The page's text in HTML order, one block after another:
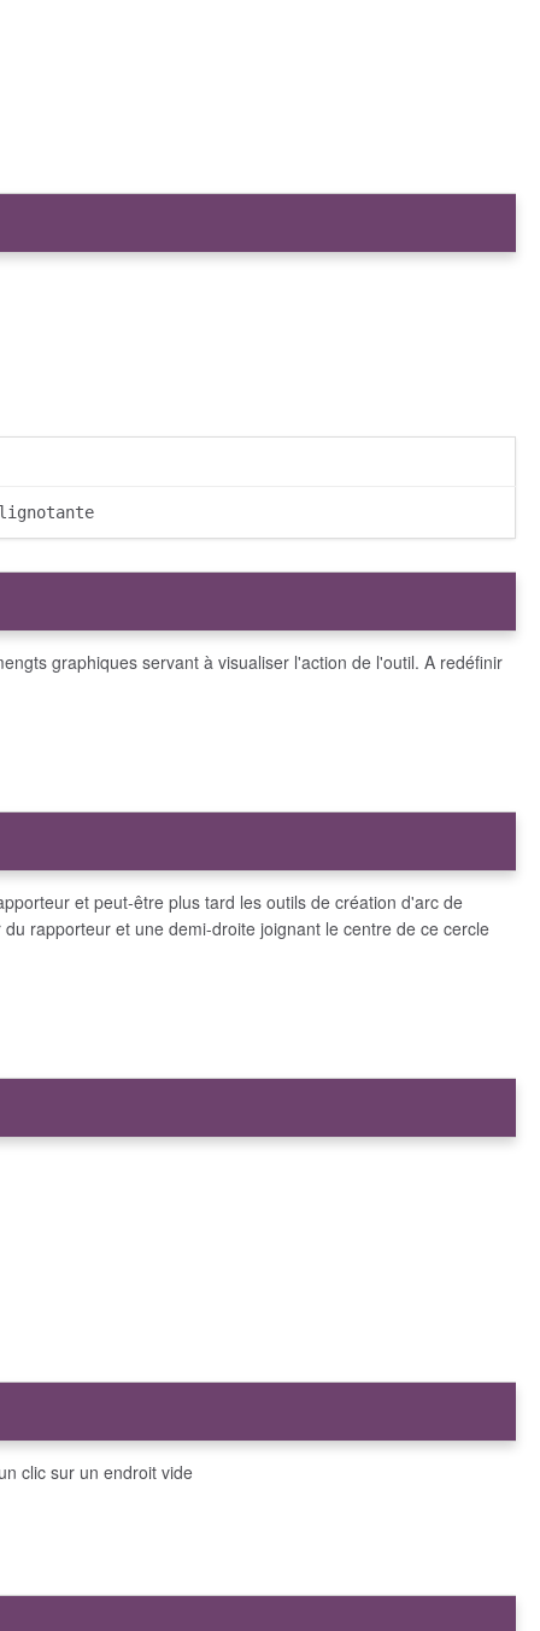
graphiques servant à visualiser l'action de l'outil. A redéfinir
et peut-être plus tard les outils de création d'arc de
rapporteur et une demi-droite joignant le centre de ce cercle
clic sur un endroit vide